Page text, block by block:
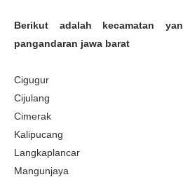
Berikut adalah kecamatan
pangandaran jawa barat
Cigugur
Cijulang
Cimerak
Kalipucang
Langkaplancar
Mangunjaya